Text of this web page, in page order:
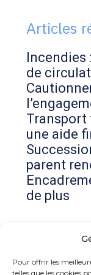
Pour offrir les
telles que les cookies
Articles
Incendies
de
Transport
une aide
parent
de plus
Aucun